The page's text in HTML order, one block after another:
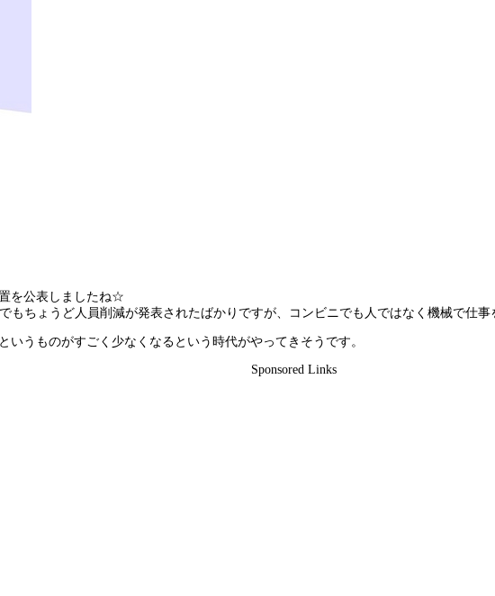
を公表しましたね☆
ちょうど人員削減が発表されたばかりですが、コンビニでも人ではなく機械で仕事
うものがすごく少なくなるという時代がやってきそうです。
Sponsored Links